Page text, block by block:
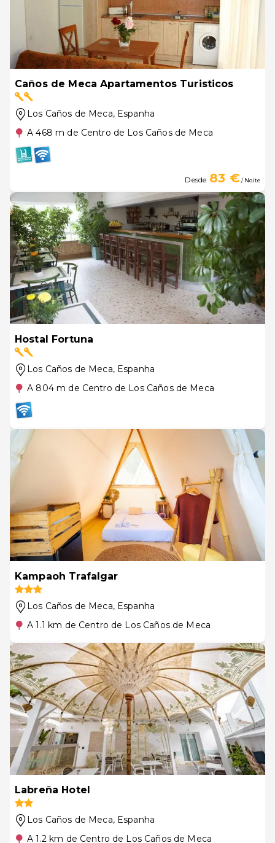
Caños de Meca Apartamentos Turisticos
Los Caños de Meca, Espanha
A 468 m de Centro de Los Caños de Meca
Desde 83 €/ Noite
Hostal Fortuna
Los Caños de Meca, Espanha
A 804 m de Centro de Los Caños de Meca
Kampaoh Trafalgar
Los Caños de Meca, Espanha
A 1.1 km de Centro de Los Caños de Meca
Labreña Hotel
Los Caños de Meca, Espanha
A 1.2 km de Centro de Los Caños de Meca